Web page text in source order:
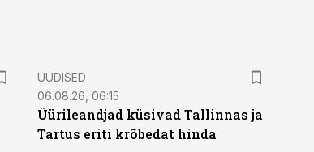
UUDISED
06.08.26, 06:15
Üürileandjad küsivad Tallinnas ja
Tartus eriti krõbedat hinda